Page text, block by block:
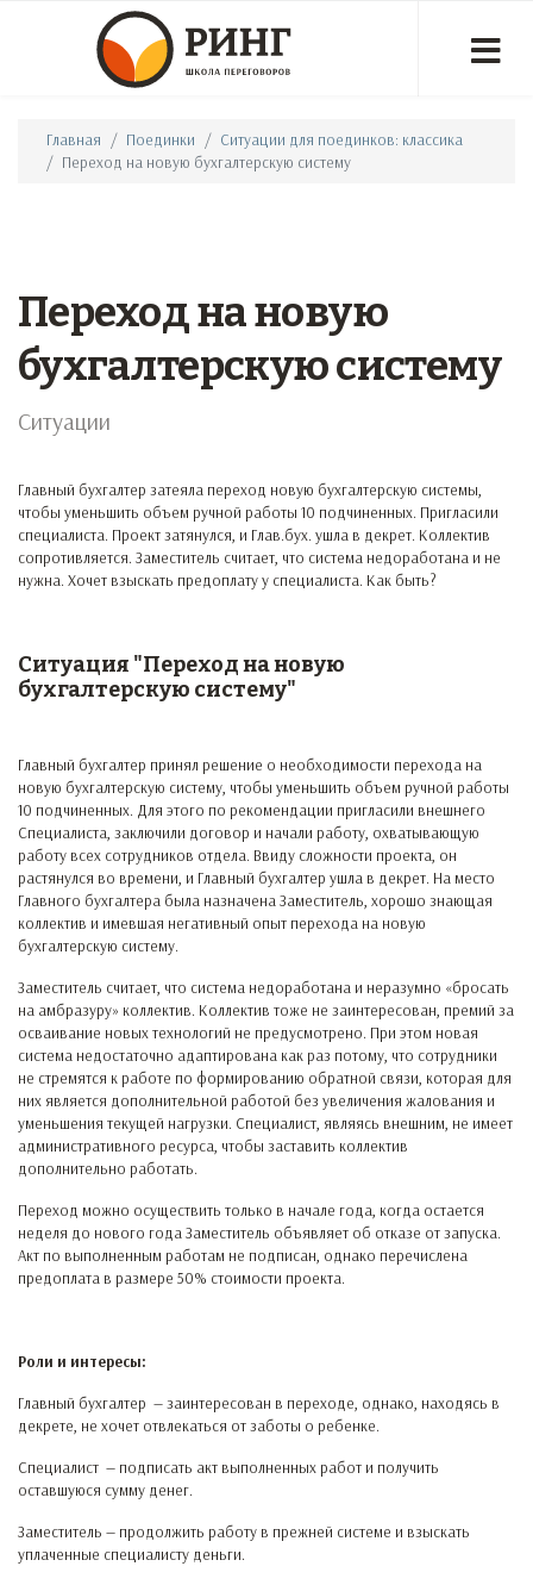
Главная Поединки
Ситуации для поединков: классика
Переход на новую бухгалтерскую систему
Переход на новую
бухгалтерскую систему
Ситуации
Главный бухгалтер затеяла переход новую бухгалтерскую системы,
чтобы уменьшить объем ручной работы 10 подчиненных. Пригласили
специалиста. Проект затянулся, и Глав.бух. ушла в декрет. Коллектив
сопротивляется. Заместитель считает, что система недоработана и не
нужна. Хочет взыскать предоплату у специалиста. Как быть?
Ситуация "Переход на новую
бухгалтерскую систему"
Главный бухгалтер принял решение о необходимости перехода на
новую бухгалтерскую систему, чтобы уменьшить объем ручной работы
10 подчиненных. Для этого по рекомендации пригласили внешнего
Специалиста, заключили договор и начали работу, охватывающую
работу всех сотрудников отдела. Ввиду сложности проекта, он
растянулся во времени, и Главный бухгалтер ушла в декрет. На место
Главного бухгалтера была назначена Заместитель, хорошо знающая
коллектив и имевшая негативный опыт перехода на новую
бухгалтерскую систему.
Заместитель считает, что система недоработана и неразумно «бросать
на амбразуру» коллектив. Коллектив тоже не заинтересован, премий за
осваивание новых технологий не предусмотрено. При этом новая
система недостаточно адаптирована как раз потому, что сотрудники
не стремятся к работе по формированию обратной связи, которая для
них является дополнительной работой без увеличения жалования и
уменьшения текущей нагрузки. Специалист, являясь внешним, не имеет
административного ресурса, чтобы заставить коллектив
дополнительно работать.
Переход можно осуществить только в начале года, когда остается
неделя до нового года Заместитель объявляет об отказе от запуска.
Акт по выполненным работам не подписан, однако перечислена
предоплата в размере 50% стоимости проекта.
Роли и интересы:
Главный бухгалтер — заинтересован в переходе, однако, находясь в
декрете, не хочет отвлекаться от заботы о ребенке.
Специалист — подписать акт выполненных работ и получить
оставшуюся сумму денег.
Заместитель — продолжить работу в прежней системе и взыскать
уплаченные специалисту деньги.